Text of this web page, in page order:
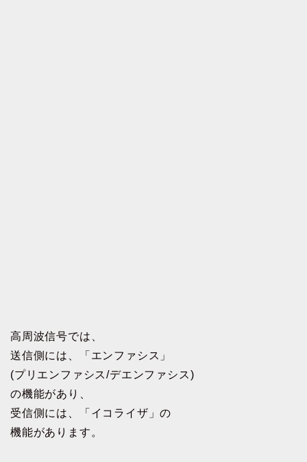
高周波信号では、
送信側には、「エンファシス」
(プリエンファシス/デエンファシス)
の機能があり、
受信側には、「イコライザ」の
機能があります。